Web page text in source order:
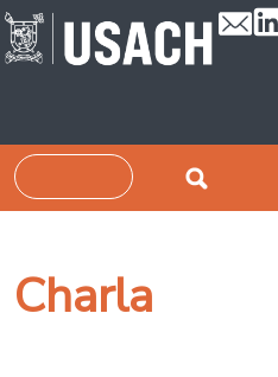
Passar para o conteúdo principal
Pesquisar
Charla